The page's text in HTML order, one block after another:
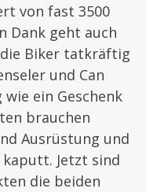
von fast 3500
Dank geht auch
Biker tatkräftig
und Can
ein Geschenk
brauchen
Ausrüstung und
Jetzt sind
die beiden